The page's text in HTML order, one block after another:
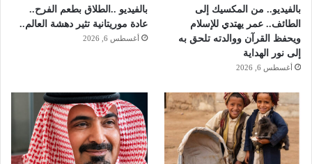
بالفيديو.. من المكسيك إلى
الطائف.. عمر يهتدي للإسلام
ويحفظ القرآن ووالدته تلحق به
إلى نور الهداية
أغسطس 6, 2026
بالفيديو ..الطلاق بطعم الفرح..
عادة موريتانية تثير دهشة العالم..
أغسطس 6, 2026